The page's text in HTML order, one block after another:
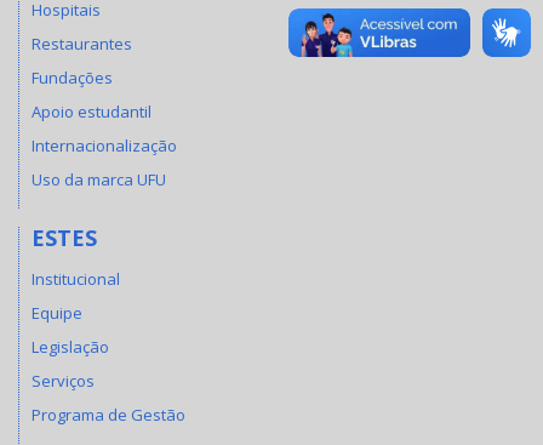
Hospitais
Restaurantes
Fundações
Apoio estudantil
Internacionalização
Uso da marca UFU
ESTES
Institucional
Equipe
Legislação
Serviços
Programa de Gestão